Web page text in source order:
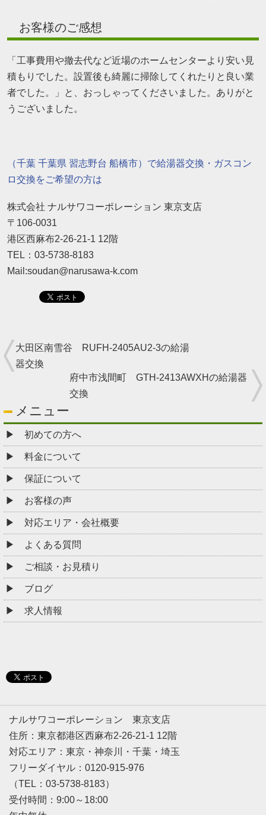
お客様のご感想
「工事費用や撤去代など近場のホームセンターより安い見
積もりでした。設置後も綺麗に掃除してくれたりと良い業
者でした。」と、おっしゃってくださいました。ありがと
うございました。
（千葉 千葉県 習志野台 船橋市）で給湯器交換・ガスコン
ロ交換をご希望の方は
株式会社 ナルサワコーポレーション 東京支店
〒106-0031
港区西麻布2-26-21-1 12階
TEL：03-5738-8183
Mail:soudan@narusawa-k.com
大田区南雪谷 RUFH-2405AU2-3の給湯
器交換
府中市浅間町 GTH-2413AWXHの給湯器
交換
メニュー
初めての方へ
料金について
保証について
お客様の声
対応エリア・会社概要
よくある質問
ご相談・お見積り
ブログ
求人情報
ナルサワコーポレーション 東京支店
住所：東京都港区西麻布2-26-21-1 12階
対応エリア：東京・神奈川・千葉・埼玉
フリーダイヤル：0120-915-976
（TEL：03-5738-8183）
受付時間：9:00～18:00